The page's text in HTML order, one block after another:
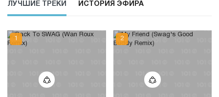
ЛУЧШИЕ ТРЕКИ ИСТОРИЯ ЭФИРА